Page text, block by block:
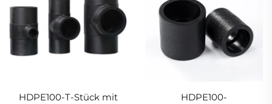
HDPE100-T-Stück mit
HDPE100-